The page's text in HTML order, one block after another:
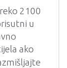
2100
u
ako